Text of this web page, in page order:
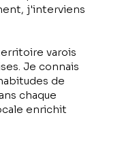
j'interviens
varois
Je connais
de
chaque
enrichit